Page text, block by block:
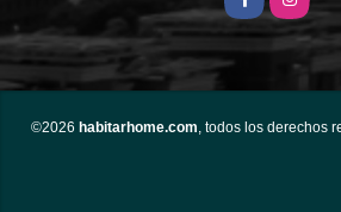
©2026 habitarhome.com, todos los derechos